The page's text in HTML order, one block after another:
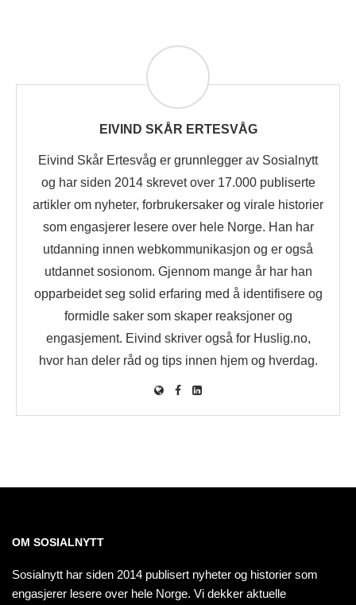
EIVIND SKÅR ERTESVÅG
Eivind Skår Ertesvåg er grunnlegger av Sosialnytt
og har siden 2014 skrevet over 17.000 publiserte
artikler om nyheter, forbrukersaker og virale historier
som engasjerer lesere over hele Norge. Han har
utdanning innen webkommunikasjon og er også
utdannet sosionom. Gjennom mange år har han
opparbeidet seg solid erfaring med å identifisere og
formidle saker som skaper reaksjoner og
engasjement. Eivind skriver også for Huslig.no,
hvor han deler råd og tips innen hjem og hverdag.
OM SOSIALNYTT
Sosialnytt har siden 2014 publisert nyheter og historier som
engasjerer lesere over hele Norge. Vi dekker aktuelle